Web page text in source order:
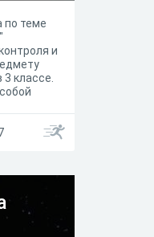
по теме
и
классе.